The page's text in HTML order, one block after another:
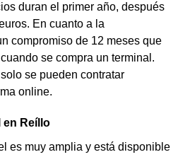
duran el primer año, después
En cuanto a la
compromiso de 12 meses que
se compra un terminal.
se pueden contratar
online.
en Reíllo
es muy amplia y está disponible